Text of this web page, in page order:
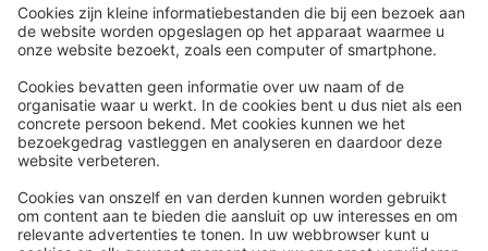
Nieuws
Whitepapers
Webinars
Word lid
Contact
HR Academy
HR Podcast
CHRO
HR Day
Volg Ons